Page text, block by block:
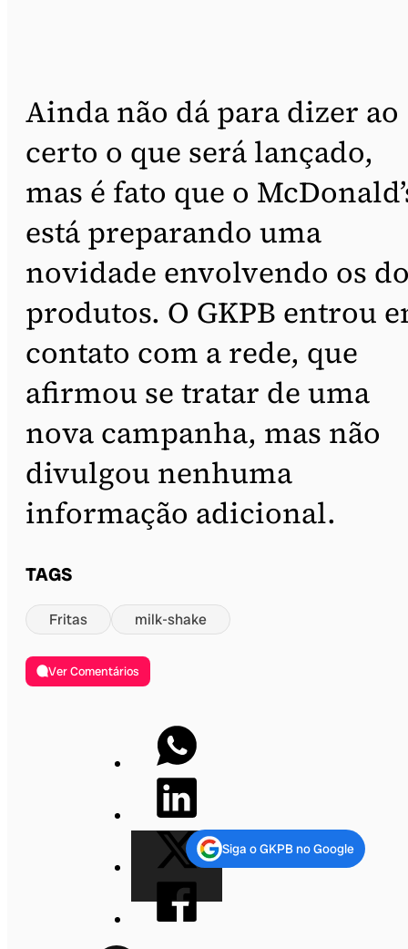
Ainda não dá para dizer ao
certo o que será lançado,
mas é fato que o
está preparando uma
novidade envolvendo os
produtos. O GKPB entrou
contato com a rede, que
afirmou se tratar de uma
nova campanha, mas não
divulgou nenhuma
informação adicional.
TAGS
Fritas milk-shake
Ver Comentários
Siga o GKPB no Google